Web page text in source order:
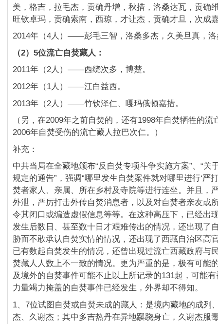
美，格吉，拉毛杰，贡确丹增，秋措， 洛桑达瓦，贡确
旺钦卓玛，贡确索南，西琼， 才让杰，贡确才旦，次成
2014年（4人）——彭毛三智，洛桑多杰，久美旦真，
（2）5位流亡自焚藏人：
2011年（2人）——西绕次多，博楚。
2012年（1人）——江白益西。
2013年（2人）——竹钦泽仁、嘎玛俄顿嘉措。
（另，在2009年之前自焚的， 还有1998年自焚牺牲的流
2006年自焚受伤的流亡藏人拉巴次仁。）
补充：
中共当局在全藏地颁布“反自焚专项斗争实施方案”、“关
规定的通告”，强调“哪里发生自焚案件就对哪里进行‘严
焚者家人、 亲属、所在乡村及寺院等进行连坐。并且，
外泄， 严厉打击外传自焚消息者，以及对自焚者亲友或
令其闭口或编造虚假信息等等。在这种高压下， 已经出
发生后数日、 甚至数十日才艰难传出的情况， 还出现了
胁而不敢承认自焚实情的情况， 还出现了西藏自治区高
已有数起自焚发生的情况， 还曾出现过流亡西藏政府与
焚藏人人数上不一致的情况。更为严重的是，极有可能
及境外的自焚事件可能不止以上所记录的131起， 可能
力量竭力掩盖的自焚事件已经发生， 外界却不得知。
1、7位试图自焚或自焚未成的藏人：是境内藏地的成列
杰、久谢杰；其中多吉热丹在异地蹊跷身亡， 久谢杰服